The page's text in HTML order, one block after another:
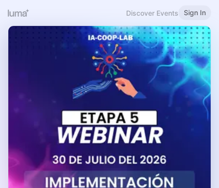
Discover Events Sign In